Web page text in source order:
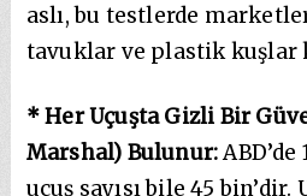
aslı, bu testlerde
tavuklar ve plastik kuşlar
* Her Uçuşta Gizli Bir
Marshal) Bulunur:
uçuş sayısı bile 45